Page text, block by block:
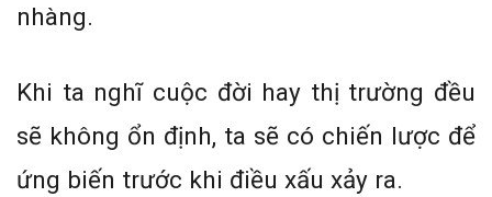
nhàng.
Khi ta nghĩ cuộc đời hay thị trường đều
sẽ không ổn định, ta sẽ có chiến lược để
ứng biến trước khi điều xấu xảy ra.